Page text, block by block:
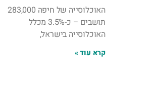
האוכלוסייה של חיפה 283,000
תושבים – כ-3.5% מכלל
האוכלוסייה בישראל,
קרא עוד »